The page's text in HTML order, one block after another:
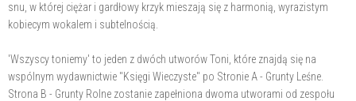
snu, w której ciężar i gardłowy krzyk mieszają się z harmonią, wyrazistym
kobiecym wokalem i subtelnością.
'Wszyscy toniemy' to jeden z dwóch utworów Toni, które znajdą się na
wspólnym wydawnictwie "Księgi Wieczyste" po Stronie A - Grunty Leśne.
Strona B - Grunty Rolne zostanie zapełniona dwoma utworami od zespołu